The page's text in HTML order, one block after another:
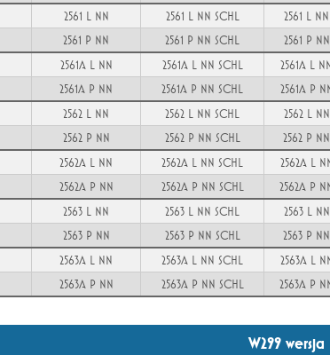
2561 L NN 2561 L NN SCHL
2561 L
2561 P NN 2561 P NN SCHL 2561 P
2561A L NN 2561A L NN SCHL
2561A L
2561A P NN 2561A P NN SCHL 2561A P
2562 L NN 2562 L NN SCHL
2562 L
2562 P NN 2562 P NN SCHL 2562 P
2562A L NN 2562A L NN SCHL
2562A L
2562A P NN 2562A P NN SCHL 2562A P
2563 L NN 2563 L NN SCHL
2563 L
2563 P NN 2563 P NN SCHL 2563 P
2563A L NN 2563A L NN SCHL
2563A L
2563A P NN 2563A P NN SCHL 2563A P
W299